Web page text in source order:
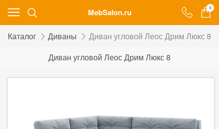
MebSalon.ru 0
Каталог Диваны
Диван угловой Леос Дрим Люкс 8
Диван угловой Леос Дрим Люкс 8